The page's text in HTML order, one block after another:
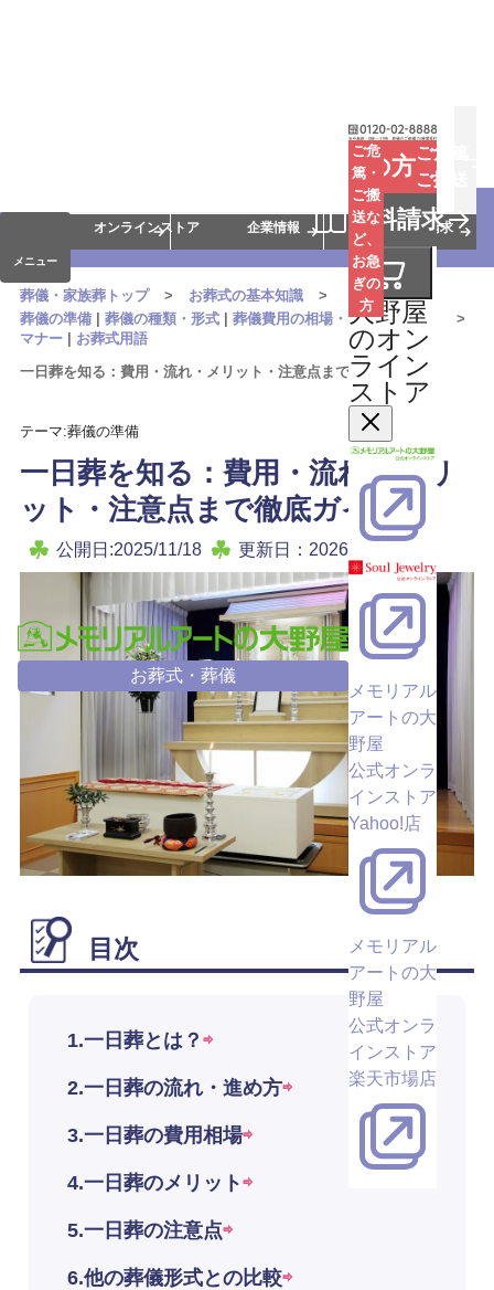
お葬式・葬儀
ご危
篤・
ご搬
送な
ど、
お急
ぎの
方
お急ぎの方ご危篤
ご搬送
資料請求
大野屋
のオン
ライン
ストア
メモリアル
アートの大
野屋
公式オンラ
インストア
Yahoo!店
メモリアル
アートの大
野屋
公式オンラ
インストア
楽天市場店
メニュー
お仏壇
会員サービス
オンラインストア
企業情報 資料請求
葬儀・家族葬トップ
お葬式の基本知識
葬儀の準備| 葬儀の種類・形式| 葬儀費用の相場・内訳|葬儀の
マナー| お葬式用語
一日葬を知る：費用・流れ・メリット・注意点まで徹底ガイド
テーマ:葬儀の準備
一日葬を知る：費用・流れ・メリ
ット・注意点まで徹底ガイド
公開日:2025/11/18 更新日：2026/05/28
目次
1.一日葬とは？
2.一日葬の流れ・進め方
3.一日葬の費用相場
4.一日葬のメリット
5.一日葬の注意点
6.他の葬儀形式との比較